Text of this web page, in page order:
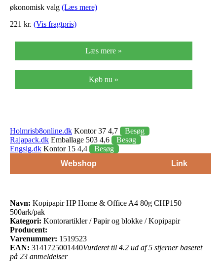
økonomisk valg (Læs mere)
221 kr. (Vis fragtpris)
Læs mere »
Køb nu »
Holmrisb8online.dk Kontor 37 4,7
Besøg
Rajapack.dk Emballage 503 4,6
Besøg
Engsig.dk Kontor 15 4,4
Besøg
Webshop
Link
Navn: Kopipapir HP Home & Office A4 80g CHP150
500ark/pak
Kategori: Kontorartikler / Papir og blokke / Kopipapir
Producent:
Varenummer: 1519523
EAN: 3141725001440Vurderet til 4.2 ud af 5 stjerner baseret
på 23 anmeldelser